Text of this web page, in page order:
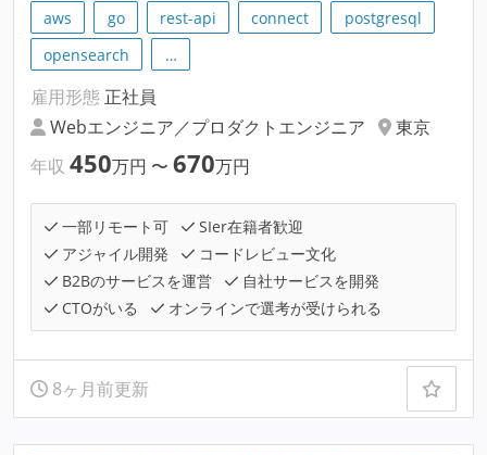
aws go rest-api connect
postgresql
opensearch
…
雇用形態 正社員
Webエンジニア／プロダクトエンジニア
東京
年収 450万円 〜 670万円
一部リモート可
SIer在籍者歓迎
アジャイル開発
コードレビュー文化
B2Bのサービスを運営
自社サービスを開発
CTOがいる
オンラインで選考が受けられる
8ヶ月前更新